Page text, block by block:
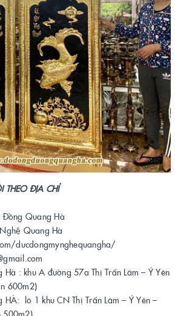
THEO ĐỊA CHỈ
Quang Hà
Quang Hà
ducdongmynghequangha/
Hà : khu A đường 57a Thị Trấn Lâm – Ý Yên
600m2)
HÀ: lô 1 khu CN Thị Trấn Lâm – Ý Yên –
500m2)